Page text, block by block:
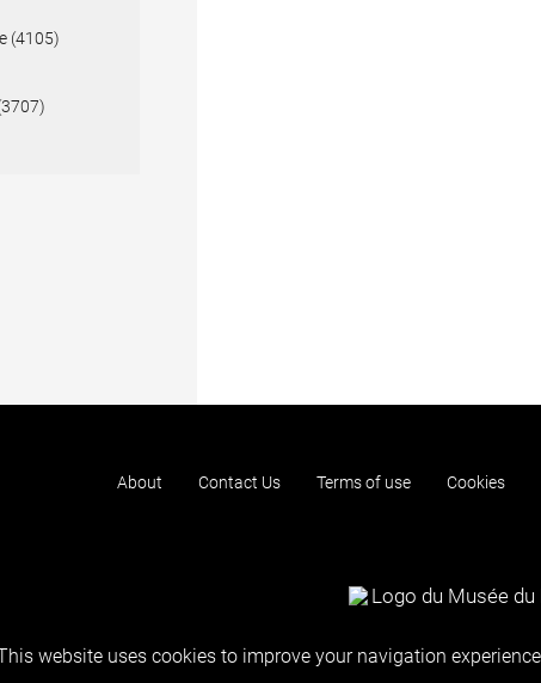
(4105)
About Contact Us Terms of use Cookies
website uses cookies to improve your navigation